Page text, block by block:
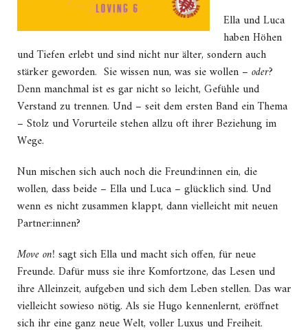
Ella und Luca
haben Höhen
und Tiefen erlebt und sind nicht nur älter, sondern auch
stärker geworden. Sie wissen nun, was sie wollen – oder?
Denn manchmal ist es gar nicht so leicht, Gefühle und
Verstand zu trennen. Und – seit dem ersten Band ein Thema
– Stolz und Vorurteile stehen allzu oft ihrer Beziehung im
Wege.
Nun mischen sich auch noch die Freund:innen ein, die
wollen, dass beide – Ella und Luca – glücklich sind. Und
wenn es nicht zusammen klappt, dann vielleicht mit neuen
Partner:innen?
Move on! sagt sich Ella und macht sich offen, für neue
Freunde. Dafür muss sie ihre Komfortzone, das Lesen und
ihre Alleinzeit, aufgeben und sich dem Leben stellen. Das war
vielleicht sowieso nötig. Als sie Hugo kennenlernt, eröffnet
sich ihr eine ganz neue Welt, voller Luxus und Freiheit.